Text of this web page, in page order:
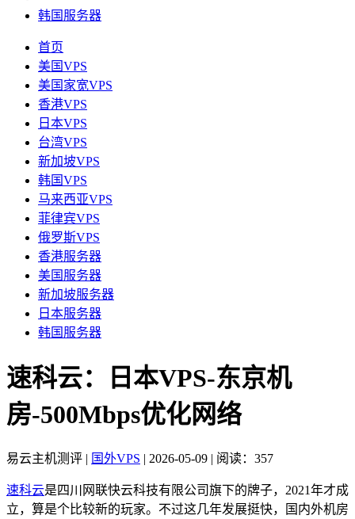
韩国服务器
首页
美国VPS
美国家宽VPS
香港VPS
日本VPS
台湾VPS
新加坡VPS
韩国VPS
马来西亚VPS
菲律宾VPS
俄罗斯VPS
香港服务器
美国服务器
新加坡服务器
日本服务器
韩国服务器
速科云：日本VPS-东京机
房-500Mbps优化网络
易云主机测评 | 国外VPS | 2026-05-09 | 阅读：357
速科云是四川网联快云科技有限公司旗下的牌子，2021年才成
立，算是个比较新的玩家。不过这几年发展挺快，国内外机房